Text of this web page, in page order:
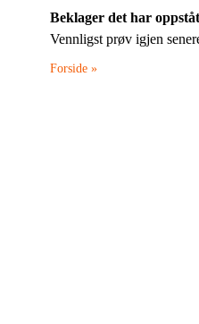
Beklager det har
Vennligst prøv igjen
Forside »